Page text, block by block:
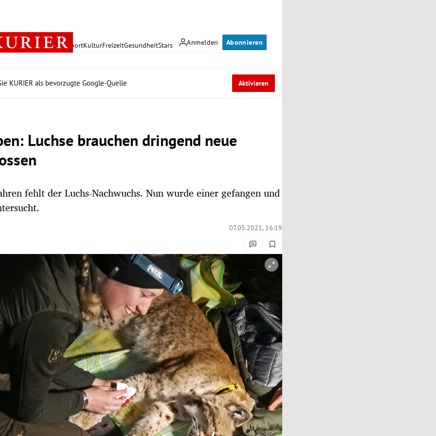
Anmelden Abonnieren
PolitikWirtschaft SportKulturFreizeitGesundheitStars
KURIER als bevorzugte Google-Quelle Aktivieren
Luchse brauchen dringend neue
fehlt der Luchs-Nachwuchs. Nun wurde einer gefangen und
07.05.2021, 16:19
öffnen/schließen